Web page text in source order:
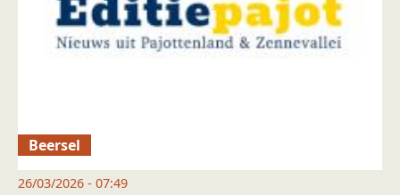
Beersel
26/03/2026 - 07:49